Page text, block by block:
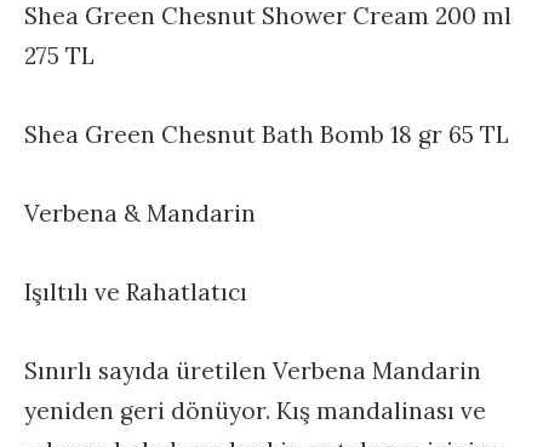
Shea Green Chesnut Shower Cream 200 ml
275 TL
Shea Green Chesnut Bath Bomb 18 gr 65 TL
Verbena & Mandarin
Işıltılı ve Rahatlatıcı
Sınırlı sayıda üretilen Verbena Mandarin
yeniden geri dönüyor. Kış mandalinası ve